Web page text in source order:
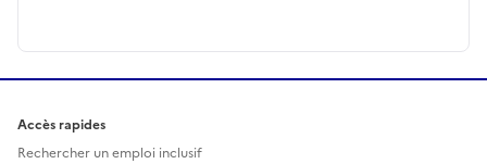
Accès rapides
Rechercher un emploi inclusif